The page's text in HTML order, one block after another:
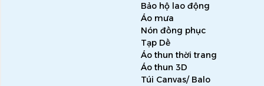
Bảo hộ lao động
Áo mưa
Nón đồng phục
Tạp Dề
Áo thun thời trang
Áo thun 3D
Túi Canvas/ Balo